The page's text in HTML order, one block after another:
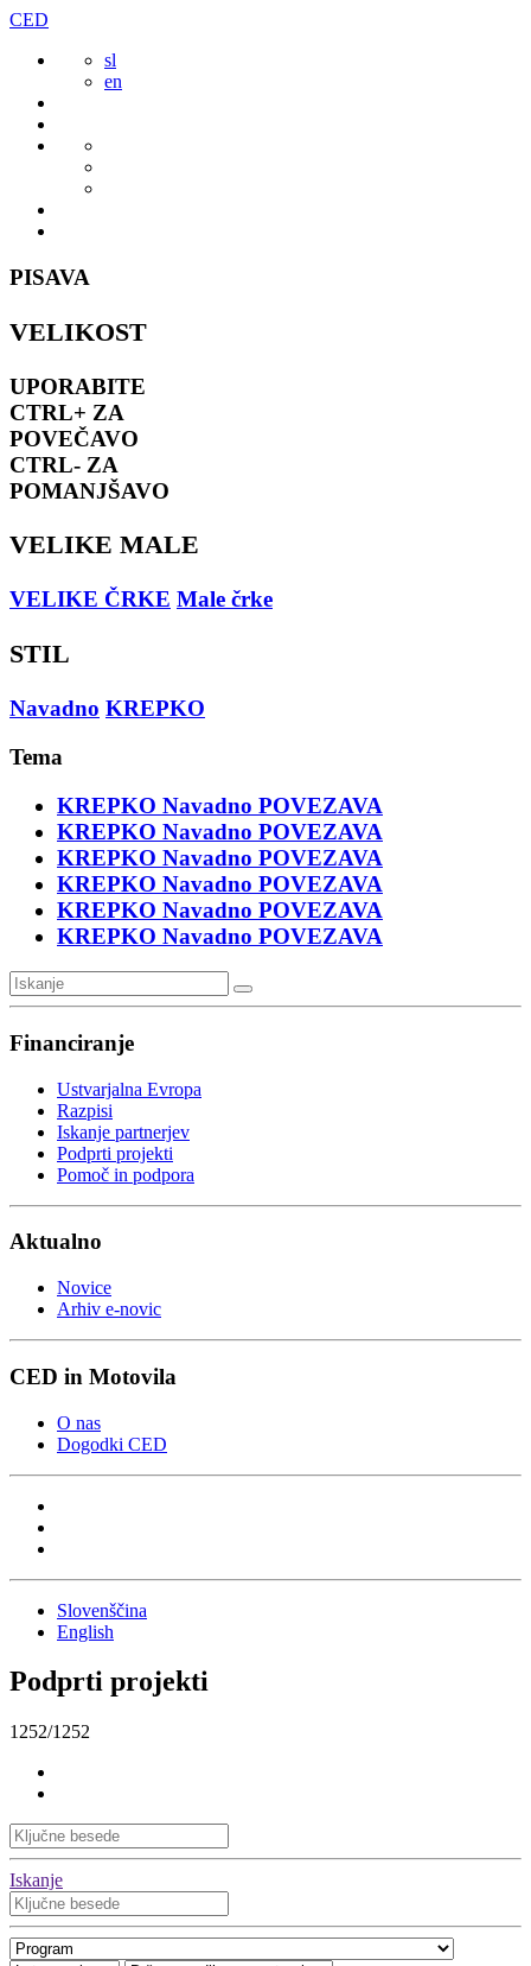
Preskoči
vsebine
CED
sl
en
PISAVA
VELIKOST
UPORABITE
CTRL+ ZA
POVEČAVO
CTRL- ZA
POMANJŠAVO
VELIKE MALE
VELIKE ČRKE Male črke
STIL
Navadno KREPKO
Tema
KREPKO Navadno POVEZAVA
KREPKO Navadno POVEZAVA
KREPKO Navadno POVEZAVA
KREPKO Navadno POVEZAVA
KREPKO Navadno POVEZAVA
KREPKO Navadno POVEZAVA
Financiranje
Ustvarjalna Evropa
Razpisi
Iskanje partnerjev
Podprti projekti
Pomoč in podpora
Aktualno
Novice
Arhiv e-novic
CED in Motovila
O nas
Dogodki CED
Slovenščina
English
Podprti projekti
1252/1252
Iskanje